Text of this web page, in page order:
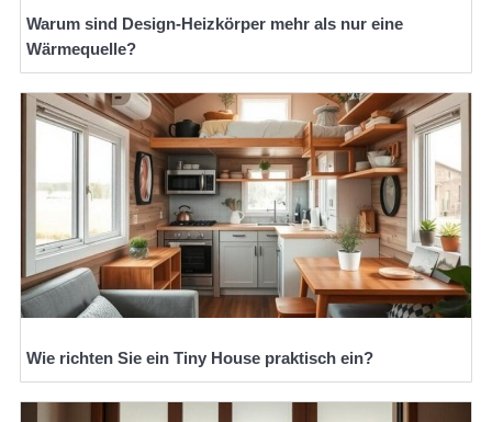
Warum sind Design-Heizkörper mehr als nur eine
Wärmequelle?
Wie richten Sie ein Tiny House praktisch ein?